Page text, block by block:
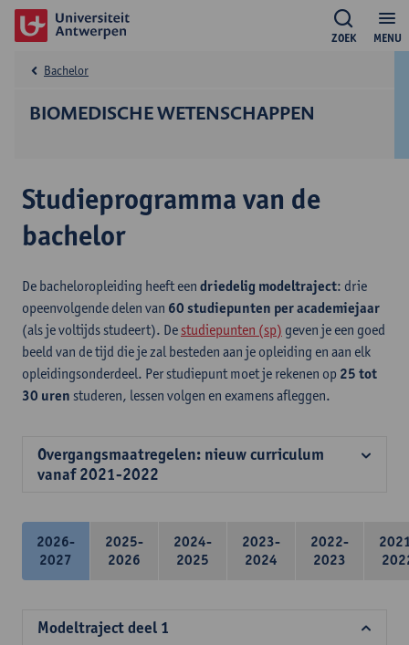
MENU
ZOEK
BIOMEDISCHE WETENSCHAPPEN
Bachelor
Studieprogramma van de
bachelor
De bacheloropleiding heeft een driedelig modeltraject: drie
opeenvolgende delen van 60 studiepunten per academiejaar
(als je voltijds studeert). De studiepunten (sp) geven je een goed
beeld van de tijd die je zal besteden aan je opleiding en aan elk
opleidingsonderdeel. Per studiepunt moet je rekenen op 25 tot
30 uren studeren, lessen volgen en examens afleggen.
Overgangsmaatregelen: nieuw curriculum
vanaf 2021-2022
2026-
2027
2025-
2026
2024-
2025
2023-
2024
2022-
2023
Modeltraject deel 1